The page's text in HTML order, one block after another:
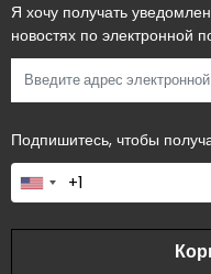
Я хочу получать
новостях по электронной
Подпишитесь, чтобы